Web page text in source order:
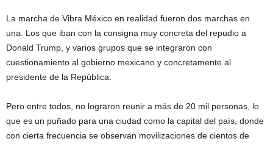
La marcha de Vibra México en realidad fueron dos marchas en
una. Los que iban con la consigna muy concreta del repudio a
Donald Trump, y varios grupos que se integraron con
cuestionamiento al gobierno mexicano y concretamente al
presidente de la República.
Pero entre todos, no lograron reunir a más de 20 mil personas, lo
que es un puñado para una ciudad como la capital del país, donde
con cierta frecuencia se observan movilizaciones de cientos de